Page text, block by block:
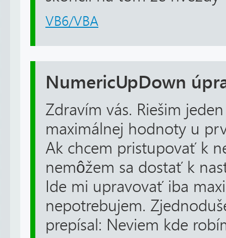
VB6/VBA
NumericUpDown
Zdravím vás. Riešim
maximálnej hodnoty u
Ak chcem pristupovať k
nemôžem sa dostať k
Ide mi upravovať iba
nepotrebujem.
prepísal: Neviem kde